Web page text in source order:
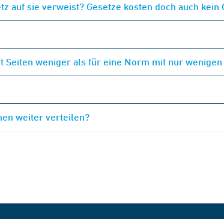
auf sie verweist? Gesetze kosten doch auch kein
weniger als für eine Norm mit nur wenigen
weiter verteilen?